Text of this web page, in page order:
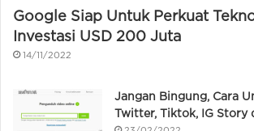
Google Siap Untuk Perkuat
Investasi USD 200 Juta
14/11/2022
Jangan Bingung, Cara
Twitter, Tiktok, IG Story